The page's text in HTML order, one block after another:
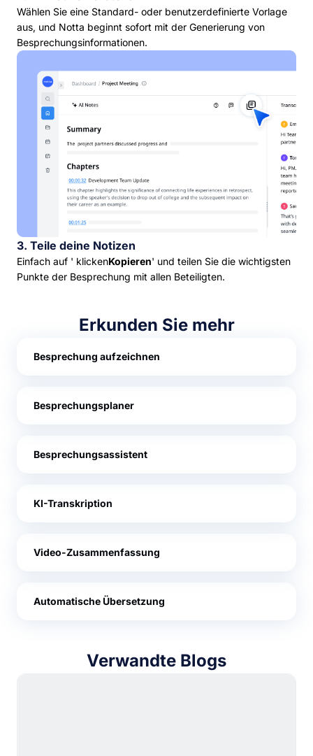
Wählen Sie eine Standard- oder benutzerdefinierte Vorlage
aus, und Notta beginnt sofort mit der Generierung von
Besprechungsinformationen.
3. Teile deine Notizen
Einfach auf ' klickenKopieren' und teilen Sie die wichtigsten
Punkte der Besprechung mit allen Beteiligten.
Erkunden Sie mehr
Besprechung aufzeichnen
Besprechungsplaner
Besprechungsassistent
KI-Transkription
Video-Zusammenfassung
Automatische Übersetzung
Verwandte Blogs